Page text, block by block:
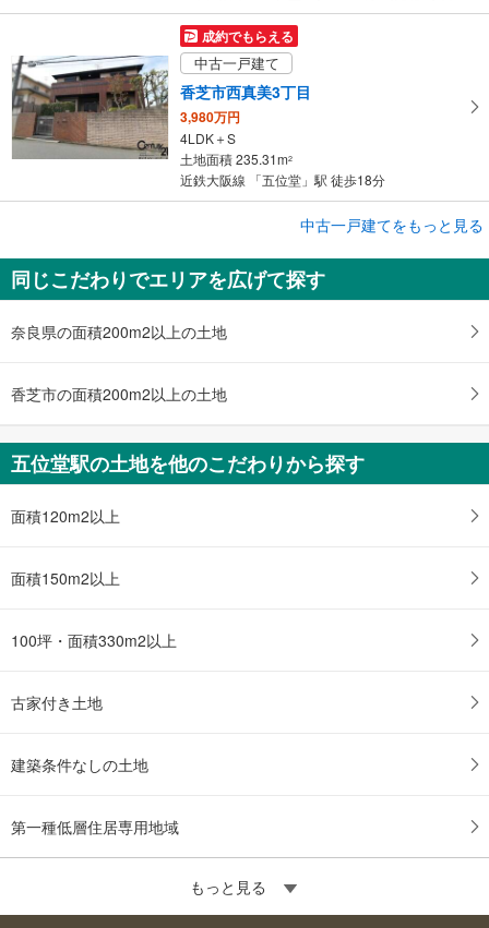
成約でもらえる
中古一戸建て
香芝市西真美3丁目
3,980万円
4LDK＋S
土地面積 235.31m2
近鉄大阪線 「五位堂」駅 徒歩18分
香芝市下田東5丁目
2,380万円
4LDK
土地面積 136.84m
中古一戸建てをもっと見る
同じこだわりでエリアを広げて探す
奈良県の面積200m2以上の土地
香芝市の面積200m2以上の土地
五位堂駅の土地を他のこだわりから探す
面積120m2以上
面積150m2以上
100坪・面積330m2以上
古家付き土地
建築条件なしの土地
第一種低層住居専用地域
もっと見る